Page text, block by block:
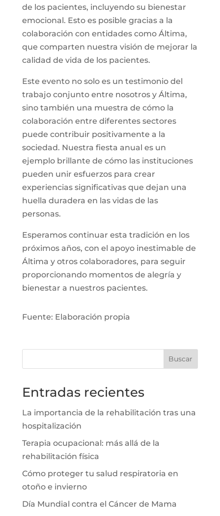
de los pacientes, incluyendo su bienestar
emocional. Esto es posible gracias a la
colaboración con entidades como Áltima,
que comparten nuestra visión de mejorar la
calidad de vida de los pacientes.
Este evento no solo es un testimonio del
trabajo conjunto entre nosotros y Áltima,
sino también una muestra de cómo la
colaboración entre diferentes sectores
puede contribuir positivamente a la
sociedad. Nuestra fiesta anual es un
ejemplo brillante de cómo las instituciones
pueden unir esfuerzos para crear
experiencias significativas que dejan una
huella duradera en las vidas de las
personas.
Esperamos continuar esta tradición en los
próximos años, con el apoyo inestimable de
Áltima y otros colaboradores, para seguir
proporcionando momentos de alegría y
bienestar a nuestros pacientes.
Fuente: Elaboración propia
Buscar
Entradas recientes
La importancia de la rehabilitación tras una
hospitalización
Terapia ocupacional: más allá de la
rehabilitación física
Cómo proteger tu salud respiratoria en
otoño e invierno
Día Mundial contra el Cáncer de Mama